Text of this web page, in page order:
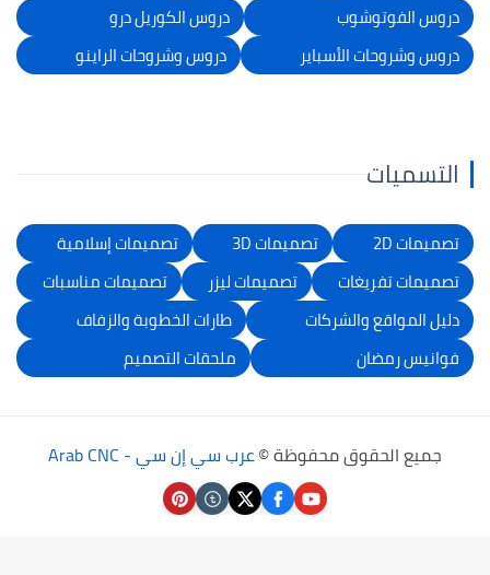
دروس الفوتوشوب
دروس الكوريل درو
دروس وشروحات الأسباير
دروس وشروحات الراينو
التسميات
تصميمات 2D تصميمات 3D
تصميمات إسلامية
تصميمات تفريغات
تصميمات ليزر
تصميمات مناسبات
دليل المواقع والشركات
طارات الخطوبة والزفاف
فوانيس رمضان
ملحقات التصميم
جميع الحقوق محفوظة ©عرب سي إن سي - Arab CNC